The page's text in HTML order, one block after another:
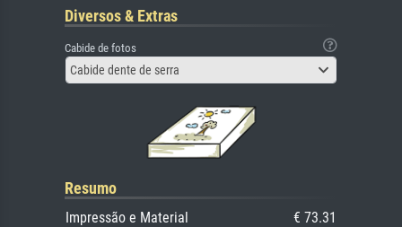
Diversos & Extras
Cabide de fotos
Cabide dente de serra
Resumo
Impressão e Material
€ 73.31